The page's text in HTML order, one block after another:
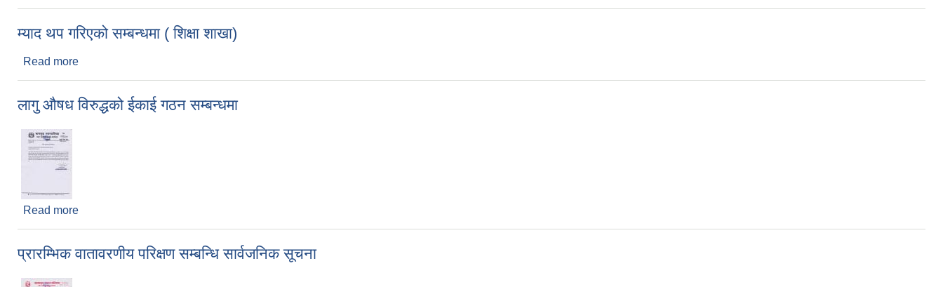
म्याद थप गरिएको सम्बन्धमा ( शिक्षा शाखा)
Read more
लागु औषध विरुद्धको ईकाई गठन सम्बन्धमा
Read more
प्रारम्भिक वातावरणीय परिक्षण सम्बन्धि सार्वजनिक सूचना